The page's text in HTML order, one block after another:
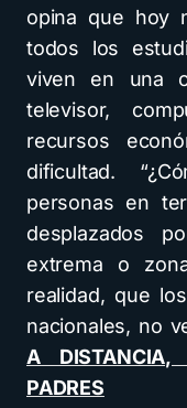
opina que hoy
todos los
viven en una
televisor,
recursos
dificultad.
personas en
desplazados
extrema o
realidad, que
nacionales, no
A DISTANCIA,
PADRES